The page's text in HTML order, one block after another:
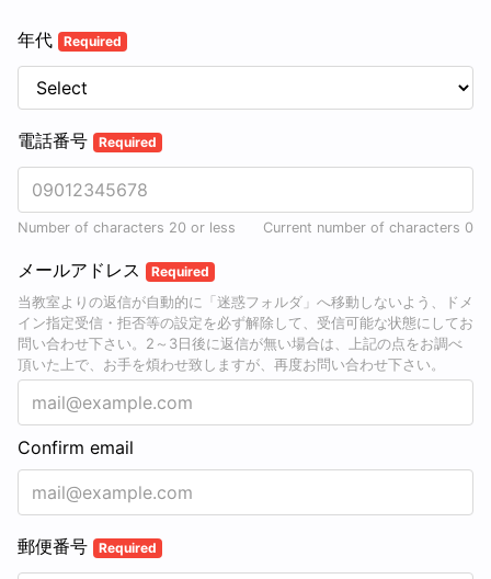
年代 Required
電話番号 Required
Number of characters 20 or less Current number of characters 0
メールアドレス Required
当教室よりの返信が自動的に「迷惑フォルダ」へ移動しないよう、ドメ
イン指定受信・拒否等の設定を必ず解除して、受信可能な状態にしてお
問い合わせ下さい。2～3日後に返信が無い場合は、上記の点をお調べ
頂いた上で、お手を煩わせ致しますが、再度お問い合わせ下さい。
Confirm email
郵便番号 Required